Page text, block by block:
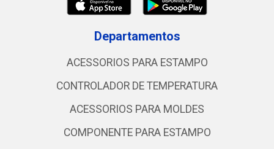
Departamentos
ACESSORIOS PARA ESTAMPO
CONTROLADOR DE TEMPERATURA
ACESSORIOS PARA MOLDES
COMPONENTE PARA ESTAMPO